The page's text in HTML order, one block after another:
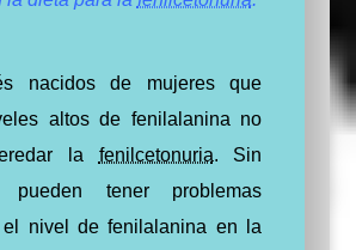
nacidos de mujeres que
altos de fenilalanina no
la fenilcetonuria. Sin
pueden tener problemas
nivel de fenilalanina en la